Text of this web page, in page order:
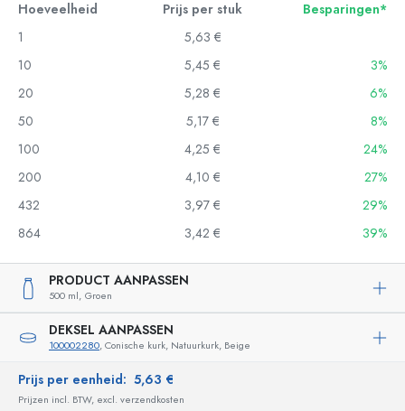
Hoeveelheid Prijs per stuk
Besparingen*
1
5,63 €
10
5,45 €
3%
20
5,28 €
6%
50
5,17 €
8%
100
4,25 €
24%
200
4,10 €
27%
432
3,97 €
29%
864
3,42 € 39%
PRODUCT AANPASSEN
500 ml, Groen
DEKSEL AANPASSEN
100002280, Conische kurk, Natuurkurk, Beige
Prijs per eenheid: 5,63 €
Prijzen incl. BTW, excl. verzendkosten